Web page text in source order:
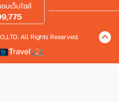
มเว็บไซต์
All Rights Reserved.